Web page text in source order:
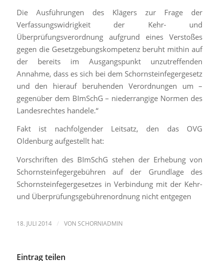
Die Ausführungen des Klägers zur Frage der
Verfassungswidrigkeit der Kehr- und
Überprüfungsverordnung aufgrund eines Verstoßes
gegen die Gesetzgebungskompetenz beruht mithin auf
der bereits im Ausgangspunkt unzutreffenden
Annahme, dass es sich bei dem Schornsteinfegergesetz
und den hierauf beruhenden Verordnungen um –
gegenüber dem BImSchG – niederrangige Normen des
Landesrechtes handele.“
Fakt ist nachfolgender Leitsatz, den das OVG
Oldenburg aufgestellt hat:
Vorschriften des BImSchG stehen der Erhebung von
Schornsteinfegergebühren auf der Grundlage des
Schornsteinfegergesetzes in Verbindung mit der Kehr-
und Überprüfungsgebührenordnung nicht entgegen
18. JULI 2014 / VON SCHORNIADMIN
Eintrag teilen